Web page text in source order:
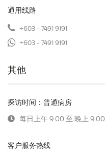
通用线路
+603 - 7491 9191
+603 - 7491 9191
其他
探访时间：普通病房
每日上午 9:00 至 晚上 9:00
客户服务热线